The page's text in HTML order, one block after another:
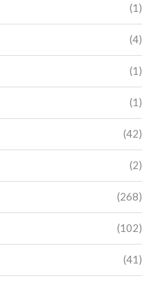
(1)
(4)
(1)
(1)
(42)
(2)
(268)
(102)
(41)